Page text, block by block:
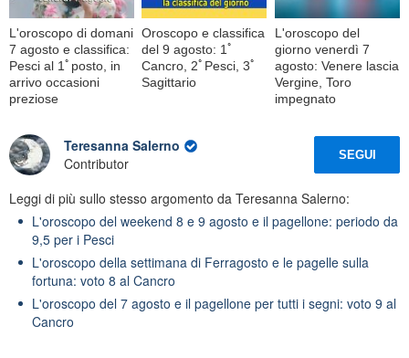
L'oroscopo di domani
7 agosto e classifica:
Pesci al 1ﾟposto, in
arrivo occasioni
preziose
Oroscopo e classifica
del 9 agosto: 1ﾟ
Cancro, 2ﾟPesci, 3ﾟ
Sagittario
L'oroscopo del
giorno venerdì 7
agosto: Venere lascia
Vergine, Toro
impegnato
Teresanna Salerno
Contributor
SEGUI
Leggi di più sullo stesso argomento da Teresanna Salerno:
L'oroscopo del weekend 8 e 9 agosto e il pagellone: periodo da
9,5 per i Pesci
L'oroscopo della settimana di Ferragosto e le pagelle sulla
fortuna: voto 8 al Cancro
L'oroscopo del 7 agosto e il pagellone per tutti i segni: voto 9 al
Cancro